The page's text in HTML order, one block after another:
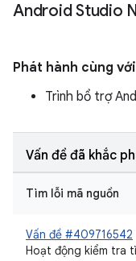
Android Studio
Phát hành cùng
Trình bổ trợ
Vấn đề đã khắc
Tìm lỗi mã nguồn
Vấn đề #409716542
Hoạt động kiểm tra